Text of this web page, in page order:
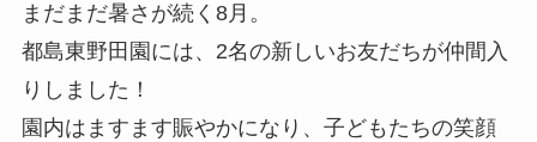
まだまだ暑さが続く8月。
都島東野田園には、2名の新しいお友だちが仲間入
りしました！
園内はますます賑やかになり、子どもたちの笑顔